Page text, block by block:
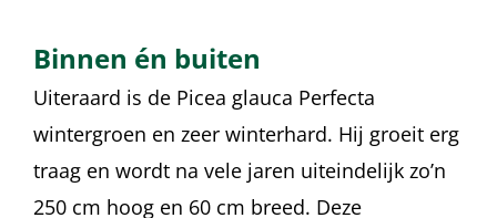
Binnen én buiten
Uiteraard is de Picea glauca Perfecta
wintergroen en zeer winterhard. Hij groeit erg
traag en wordt na vele jaren uiteindelijk zo’n
250 cm hoog en 60 cm breed. Deze